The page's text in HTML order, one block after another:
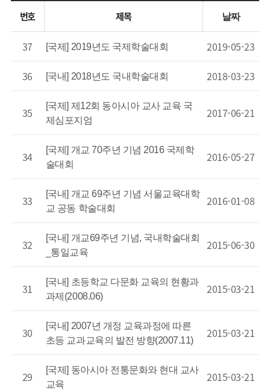
번호 제목 날짜
37 [국제] 2019년도 국제학술대회 2019-05-23
36 [국내] 2018년도 국내학술대회 2018-03-23
35
[국제] 제12회 동아시아 교사 교육 국
제심포지엄
2017-06-21
34
[국제] 개교 70주년 기념 2016 국제학
술대회
2016-05-27
33
[국내] 개교 69주년 기념 서울교육대학
교 공동 학술대회
2016-01-08
32
[국내] 개교69주년 기념, 국내학술대회
_통일교육
2015-06-30
31
[국내] 초등학교 다문화 교육의 현황과
과제(2008.06)
2015-03-21
30
[국내] 2007년 개정 교육과정에 따른
초등 교과교육의 발전 방향(2007.11)
2015-03-21
29
[국제] 동아시아 전통문화와 현대 교사
교육
2015-03-21